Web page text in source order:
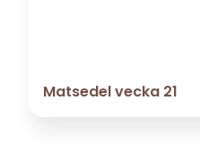
Matsedel vecka 21